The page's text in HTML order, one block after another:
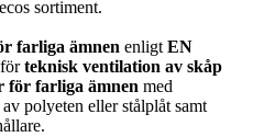
sortiment.
farliga ämnen enligt EN
teknisk ventilation av skåp
för farliga ämnen med
polyeten eller stålplåt samt